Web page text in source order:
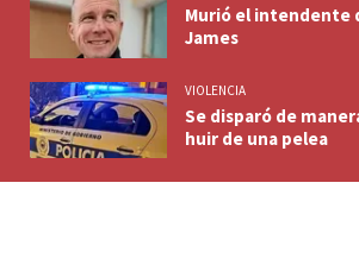
Murió el intendente
James
VIOLENCIA
Se disparó de
huir de una pelea